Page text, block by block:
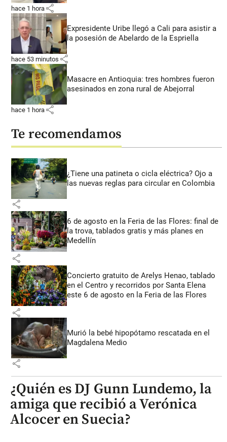
hace 1 hora share
Expresidente Uribe llegó a Cali para asistir a
la posesión de Abelardo de la Espriella
hace 53 minutos share
Masacre en Antioquia: tres hombres fueron
asesinados en zona rural de Abejorral
hace 1 hora share
Te recomendamos
¿Tiene una patineta o cicla eléctrica? Ojo a
las nuevas reglas para circular en Colombia
share
6 de agosto en la Feria de las Flores: final de
la trova, tablados gratis y más planes en
Medellín
share
Concierto gratuito de Arelys Henao, tablado
en el Centro y recorridos por Santa Elena
este 6 de agosto en la Feria de las Flores
share
Murió la bebé hipopótamo rescatada en el
Magdalena Medio
share
¿Quién es DJ Gunn Lundemo, la
amiga que recibió a Verónica
Alcocer en Suecia?